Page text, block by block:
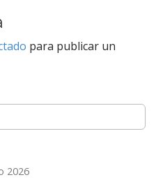
para publicar un
2026